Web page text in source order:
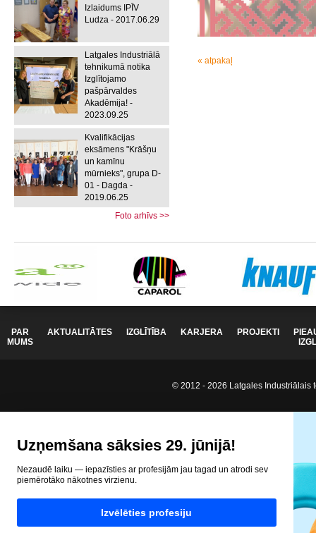
Izlaidums IPĪV
Ludza - 2017.06.29
Latgales Industriālā
tehnikumā notika
Izglītojamo
pašpārvaldes
Akadēmija! -
2023.09.25
Kvalifikācijas
eksāmens "Krāšņu
un kamīnu
mūrnieks", grupa D-
01 - Dagda -
2019.06.25
Foto arhīvs >>
« atpakaļ
PAR
MUMS
AKTUALITĀTES IZGLĪTĪBA KARJERA PROJEKTI
© 2012 - 2026 Latgales Industriālais
Uzņemšana sāksies 29. jūnijā!
Nezaudē laiku — iepazīsties ar profesijām jau tagad un atrodi sev
piemērotāko nākotnes virzienu.
Izvēlēties profesiju